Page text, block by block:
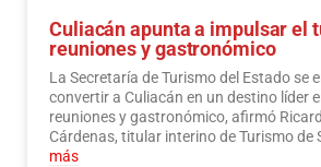
Culiacán apunta a impulsar el
reuniones y gastronómico
La Secretaría de Turismo del Estado se
convertir a Culiacán en un destino líder
reuniones y gastronómico, afirmó
Cárdenas, titular interino de Turismo de
más